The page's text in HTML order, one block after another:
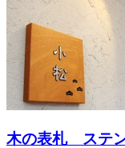
木の表札 ステ